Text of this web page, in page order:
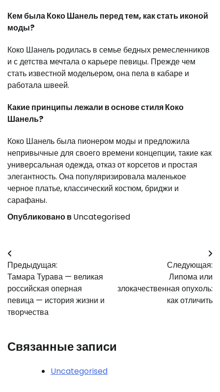
Кем была Коко Шанель перед тем, как стать иконой
моды?
Коко Шанель родилась в семье бедных ремесленников
и с детства мечтала о карьере певицы. Прежде чем
стать известной модельером, она пела в кабаре и
работала швеей.
Какие принципы лежали в основе стиля Коко
Шанель?
Коко Шанель была пионером моды и предложила
непривычные для своего времени концепции, такие как
универсальная одежда, отказ от корсетов и простая
элегантность. Она популяризировала маленькое
черное платье, классический костюм, бриджи и
сарафаны.
Опубликовано вUncategorised
Навигация
по
записям
Предыдущая:
Тамара Турава — великая
российская оперная
певица — история жизни и
творчества
Следующая:
Липома или
злокачественная опухоль:
как отличить
Связанные записи
Uncategorised